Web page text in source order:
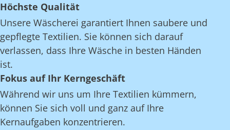
Höchste Qualität
Unsere Wäscherei garantiert Ihnen saubere und
gepflegte Textilien. Sie können sich darauf
verlassen, dass Ihre Wäsche in besten Händen
ist.
Fokus auf Ihr Kerngeschäft
Während wir uns um Ihre Textilien kümmern,
können Sie sich voll und ganz auf Ihre
Kernaufgaben konzentrieren.